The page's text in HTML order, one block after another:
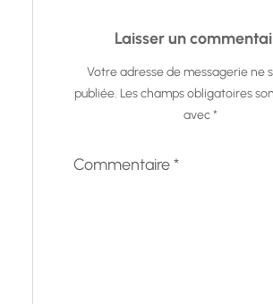
Laisser un
Votre adresse de messagerie ne
publiée. Les champs obligatoires
avec*
Commentaire*